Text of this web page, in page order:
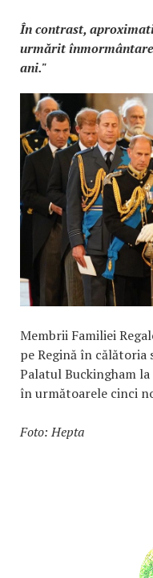
În contrast,
urmărit
ani."
Membrii Familiei
pe Regină în călătoria
Palatul Buckingham
în următoarele cinci
Foto: Hepta